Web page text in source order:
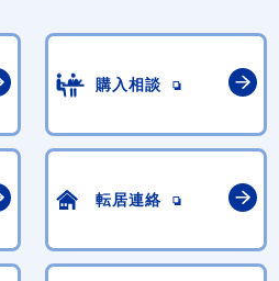
購入相談
転居連絡